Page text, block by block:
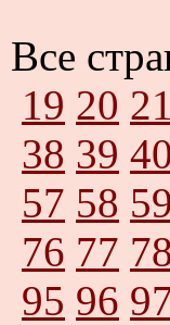
Все
19 20 21
38 39 40
57 58 59
76 77 78
95 96